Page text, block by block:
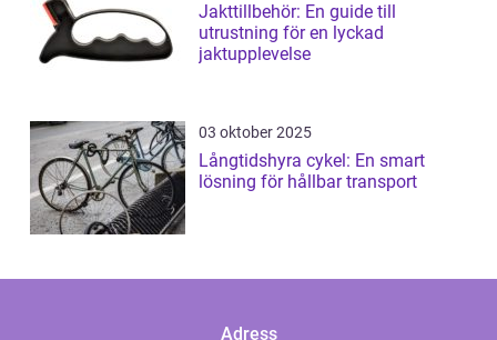
Jakttillbehör: En guide till
utrustning för en lyckad
jaktupplevelse
03 oktober 2025
Långtidshyra cykel: En smart
lösning för hållbar transport
Adress